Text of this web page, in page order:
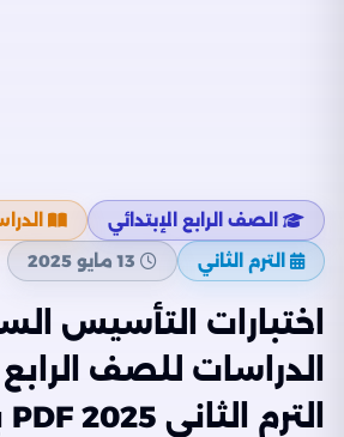
الصف الرابع الإبتدائي
الترم الثاني
13 مايو 2025
اختبارات التأسيس
الدراسات للصف الرابع
الترم الثاني 2025 PDF بالاجابات